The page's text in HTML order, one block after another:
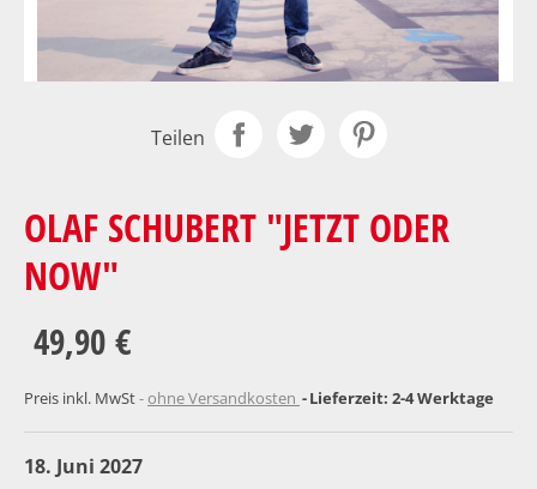
Teilen
OLAF SCHUBERT "JETZT ODER
NOW"
49,90 €
Preis inkl. MwSt ohne Versandkosten Lieferzeit: 2-4 Werktage
18. Juni 2027